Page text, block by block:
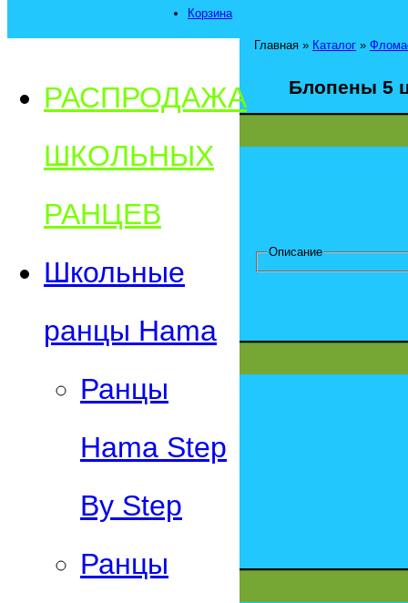
Корзина
РАСПРОДАЖА
ШКОЛЬНЫХ
РАНЦЕВ
Школьные
ранцы Hama
Ранцы
Hama Step
By Step
Ранцы
Главная » Каталог »
Блопены 5
Описание